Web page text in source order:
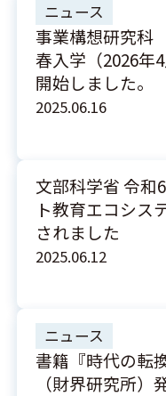
ニュース
事業構想研究科
春入学（2026年
開始しました。
2025.06.16
文部科学省 令和
ト教育エコシス
されました
2025.06.12
ニュース
書籍『時代の転
（財界研究所）